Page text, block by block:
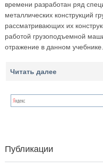
времени разработан ряд
металлических конструкций
рассматривающих их
работой грузоподъемной
отражение в данном учебнике.
Читать далее
Публикации